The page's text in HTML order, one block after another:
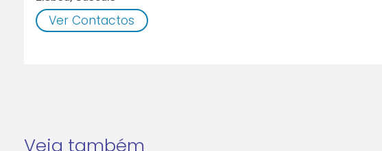
Ver Contactos
Veja também